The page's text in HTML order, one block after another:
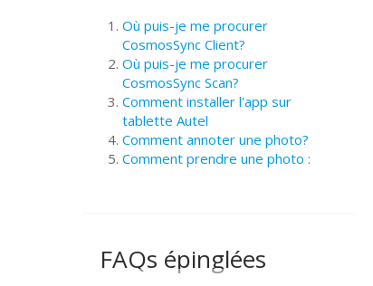
Où puis-je me procurer
CosmosSync Client?
Où puis-je me procurer
CosmosSync Scan?
Comment installer l'app sur
tablette Autel
Comment annoter une photo?
Comment prendre une photo :
FAQs épinglées